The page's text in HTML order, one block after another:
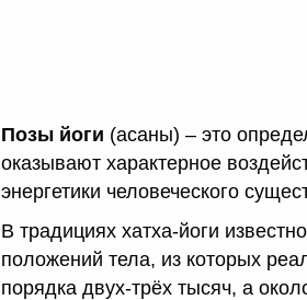
Позы йоги (асаны) – это
оказывают характерное
энергетики человеческого
В традициях хатха-йоги
положений тела, из которых
порядка двух-трёх тысяч, а